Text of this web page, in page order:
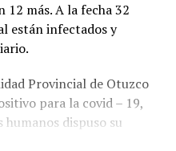
12 más. A la fecha 32
están infectados y
Provincial de Otuzco
para la covid – 19,
dispuso su